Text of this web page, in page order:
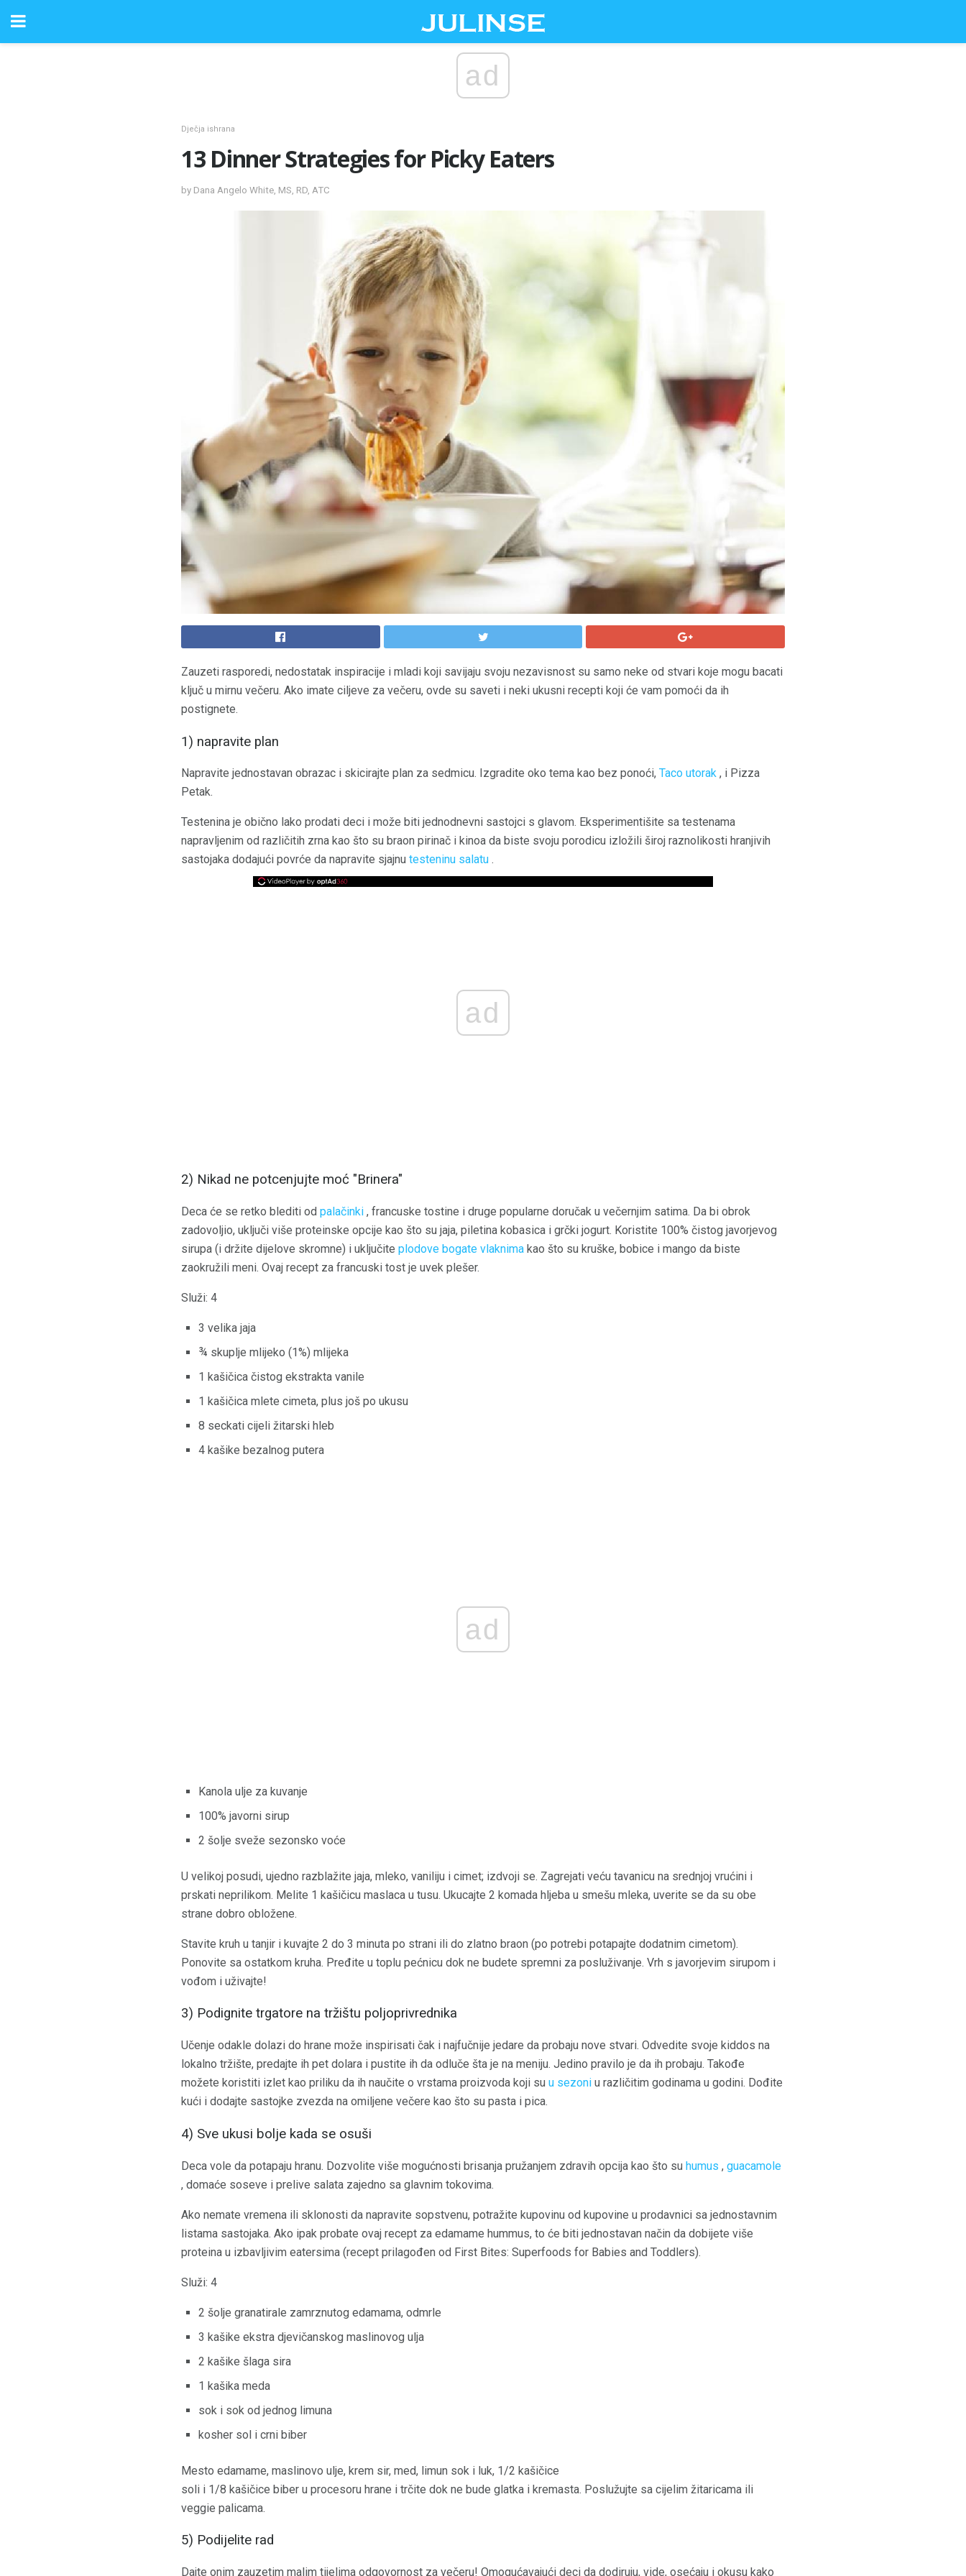
ad
Dječja ishrana
13 Dinner Strategies for Picky Eaters
by Dana Angelo White, MS, RD, ATC
Zauzeti rasporedi, nedostatak inspiracije i mladi koji savijaju svoju nezavisnost su samo neke od stvari koje mogu bacati
ključ u mirnu večeru. Ako imate ciljeve za večeru, ovde su saveti i neki ukusni recepti koji će vam pomoći da ih
postignete.
1) napravite plan
Napravite jednostavan obrazac i skicirajte plan za sedmicu. Izgradite oko tema kao bez ponoći, Taco utorak , i Pizza
Petak.
Testenina je obično lako prodati deci i može biti jednodnevni sastojci s glavom. Eksperimentišite sa testenama
napravljenim od različitih zrna kao što su braon pirinač i kinoa da biste svoju porodicu izložili široj raznolikosti hranjivih
sastojaka dodajući povrće da napravite sjajnu testeninu salatu .
ad
2) Nikad ne potcenjujte moć "Brinera"
Deca će se retko blediti od palačinki , francuske tostine i druge popularne doručak u večernjim satima. Da bi obrok
zadovoljio, uključi više proteinske opcije kao što su jaja, piletina kobasica i grčki jogurt. Koristite 100% čistog javorjevog
sirupa (i držite dijelove skromne) i uključite plodove bogate vlaknima kao što su kruške, bobice i mango da biste
zaokružili meni. Ovaj recept za francuski tost je uvek plešer.
Služi: 4
3 velika jaja
¾ skuplje mlijeko (1%) mlijeka
1 kašičica čistog ekstrakta vanile
1 kašičica mlete cimeta, plus još po ukusu
8 seckati cijeli žitarski hleb
4 kašike bezalnog putera
ad
Kanola ulje za kuvanje
100% javorni sirup
2 šolje sveže sezonsko voće
U velikoj posudi, ujedno razblažite jaja, mleko, vaniliju i cimet; izdvoji se. Zagrejati veću tavanicu na srednjoj vrućini i
prskati neprilikom. Melite 1 kašičicu maslaca u tusu. Ukucajte 2 komada hljeba u smešu mleka, uverite se da su obe
strane dobro obložene.
Stavite kruh u tanjir i kuvajte 2 do 3 minuta po strani ili do zlatno braon (po potrebi potapajte dodatnim cimetom).
Ponovite sa ostatkom kruha. Pređite u toplu pećnicu dok ne budete spremni za posluživanje. Vrh s javorjevim sirupom i
vođom i uživajte!
3) Podignite trgatore na tržištu poljoprivrednika
Učenje odakle dolazi do hrane može inspirisati čak i najfučnije jedare da probaju nove stvari. Odvedite svoje kiddos na
lokalno tržište, predajte ih pet dolara i pustite ih da odluče šta je na meniju. Jedino pravilo je da ih probaju. Takođe
možete koristiti izlet kao priliku da ih naučite o vrstama proizvoda koji su u sezoni u različitim godinama u godini. Dođite
kući i dodajte sastojke zvezda na omiljene večere kao što su pasta i pica.
4) Sve ukusi bolje kada se osuši
Deca vole da potapaju hranu. Dozvolite više mogućnosti brisanja pružanjem zdravih opcija kao što su humus , guacamole
, domaće soseve i prelive salata zajedno sa glavnim tokovima.
Ako nemate vremena ili sklonosti da napravite sopstvenu, potražite kupovinu od kupovine u prodavnici sa jednostavnim
listama sastojaka. Ako ipak probate ovaj recept za edamame hummus, to će biti jednostavan način da dobijete više
proteina u izbavljivim eatersima (recept prilagođen od First Bites: Superfoods for Babies and Toddlers).
Služi: 4
2 šolje granatirale zamrznutog edamama, odmrle
3 kašike ekstra djevičanskog maslinovog ulja
2 kašike šlaga sira
1 kašika meda
sok i sok od jednog limuna
kosher sol i crni biber
Mesto edamame, maslinovo ulje, krem ​​sir, med, limun sok i luk, 1/2 kašičice
soli i 1/8 kašičice biber u procesoru hrane i trčite dok ne bude glatka i kremasta. Poslužujte sa cijelim žitaricama ili
veggie palicama.
5) Podijelite rad
Dajte onim zauzetim malim tijelima odgovornost za večeru! Omogućavajući deci da dodiruju, vide, osećaju i okusu kako